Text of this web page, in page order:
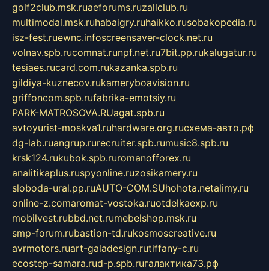
golf2club.msk.ruaeforums.ruzallclub.ru
multimodal.msk.ruhabaigry.ruhaikko.rusobakopedia.ru
isz-fest.ruewnc.infoscreensaver-clock.net.ru
volnav.spb.rucomnat.runpf.net.ru7bit.pp.rukalugatur.ru
tesiaes.rucard.com.rukazanka.spb.ru
gildiya-kuznecov.rukameryboavision.ru
griffoncom.spb.rufabrika-emotsiy.ru
PARK-MATROSOVA.RUagat.spb.ru
avtoyurist-moskva1.ruhardware.org.ruсхема-авто.рф
dg-lab.ruangrup.rurecruiter.spb.rumusic8.spb.ru
krsk124.rukubok.spb.ruromanofforex.ru
analitikaplus.ruspyonline.ruzosikamery.ru
sloboda-ural.pp.ruAUTO-COM.SUhohota.netalimy.ru
online-z.comaromat-vostoka.ruotdelkaexp.ru
mobilvest.rubbd.net.rumebelshop.msk.ru
smp-forum.rubastion-td.rukosmoscreative.ru
avrmotors.ruart-galadesign.rutiffany-c.ru
ecostep-samara.rud-p.spb.ruгалактика73.рф